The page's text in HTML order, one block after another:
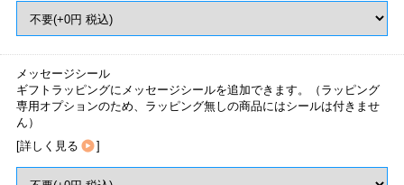
メッセージシール
ギフトラッピングにメッセージシールを追加できます。（ラッピング
専用オプションのため、ラッピング無しの商品にはシールは付きませ
ん）
[詳しく見る ]